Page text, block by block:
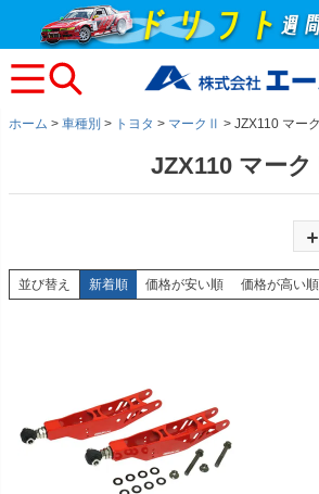
ホーム 車種別 トヨタ マークⅡ JZX110 マー
JZX110 マー
並び替え 新着順 価格が安い順 価格が高い順